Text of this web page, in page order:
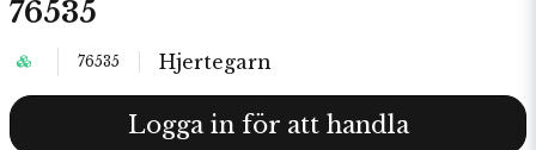
76535
76535 Hjertegarn
Logga in för att handla